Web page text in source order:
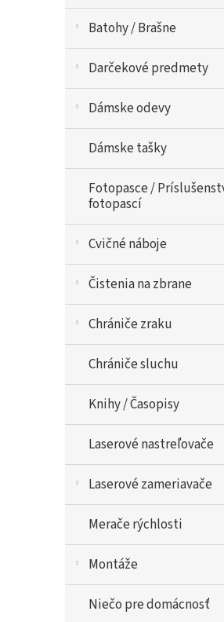
Batohy / Brašne
Darčekové predmety
Dámske odevy
Dámske tašky
Fotopasce /
fotopascí
Cvičné náboje
Čistenia na zbrane
Chrániče zraku
Chrániče sluchu
Knihy / Časopisy
Laserové nastreľovače
Laserové zameriavače
Merače rýchlosti
Montáže
Niečo pre domácnosť